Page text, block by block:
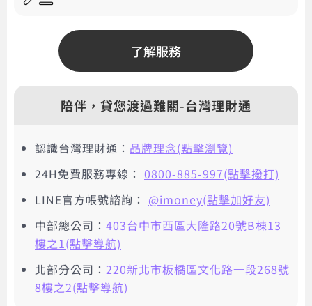
了解服務
陪伴，貸您渡過難關-台灣理財通
認識台灣理財通： 品牌理念(點擊瀏覽)
24H免費服務專線： 0800-885-997(點擊撥打)
LINE官方帳號諮詢： @imoney(點擊加好友)
中部總公司： 403台中市西區大隆路20號B棟13
樓之1(點擊導航)
北部分公司： 220新北市板橋區文化路一段268號
8樓之2(點擊導航)